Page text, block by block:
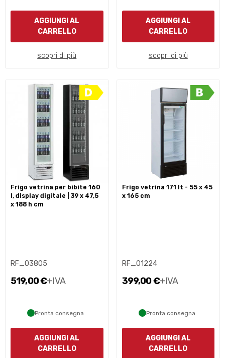
AGGIUNGI AL
CARRELLO
scopri di più
AGGIUNGI AL
CARRELLO
scopri di più
frigo vetrina per bibite 160
l, display digitale | 39 x 47,5
x 188 h cm
RF_03805
519,00 €+IVA
Pronta consegna
AGGIUNGI AL
CARRELLO
frigo vetrina 171 lt - 55 x 45
x 165 cm
RF_01224
399,00 €+IVA
Pronta consegna
AGGIUNGI AL
CARRELLO